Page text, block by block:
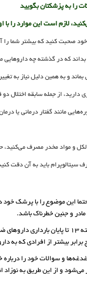
را به پزشکتان بگویید
لازم است این موارد را با
خود صحبت کنید که بیشتر شما
که در گذشته چه
و به همین دلیل نیاز به
دارید، از جمله سابقه اختلال
مانند گفتار درمانی یا
و مواد مخدر مصرف می‌کنید،
سیتالوپرام باید به آن
این موضوع را با پرشک
و جنین خطرناک باشد.
در زنان بارداری که در طول
برابر بیشتر از افرادی که
و سوالات خود را
می‌شود و از این طریق به نوزاد